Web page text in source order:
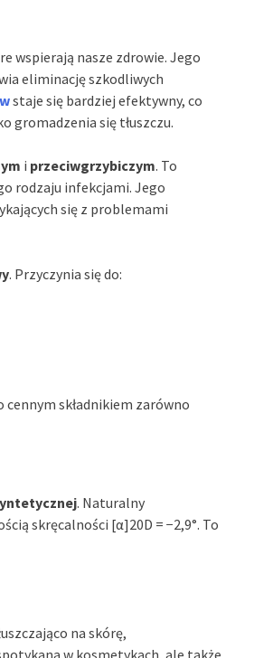
wspierają nasze zdrowie. Jego
eliminację szkodliwych
staje się bardziej efektywny, co
gromadzenia się tłuszczu.
i przeciwgrzybiczym. To
rodzaju infekcjami. Jego
się z problemami
. Przyczynia się do:
cennym składnikiem zarówno
. Naturalny
skręcalności [α]20D = −2,9°. To
na skórę,
w kosmetykach, ale także